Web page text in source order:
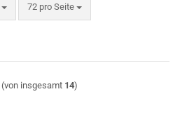
72 pro Seite
pro Seite
(von insgesamt 14)